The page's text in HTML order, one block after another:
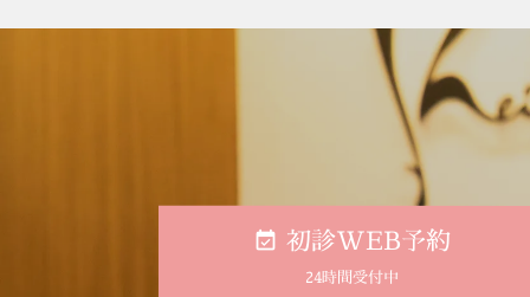
初診WEB予約
24時間受付中